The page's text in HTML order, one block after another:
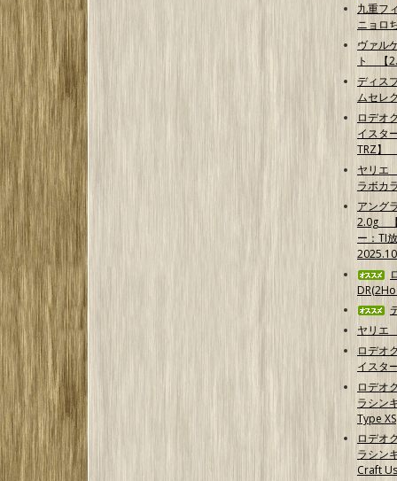
九重フ
ニョロ
ヴァル
ト 【
ディス
ムセレ
ロデオ
イスタ
TRZ】
ヤリエ
ラボカ
アング
2.0g 【
ー：TI
ヤリエ
ロデオ
イスタ
ロデオ
ラシン
Type XS
ロデオ
ラシン
Craft